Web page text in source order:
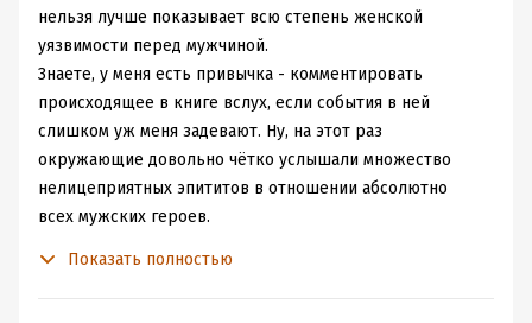
нельзя лучше показывает всю степень женской
уязвимости перед мужчиной.
Знаете, у меня есть привычка - комментировать
происходящее в книге вслух, если события в ней
слишком уж меня задевают. Ну, на этот раз
окружающие довольно чётко услышали множество
нелицеприятных эпититов в отношении абсолютно
всех мужских героев.
Показать полностью